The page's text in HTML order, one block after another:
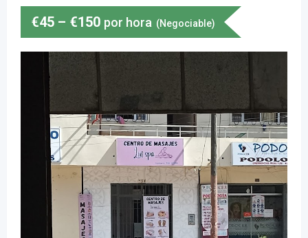
€45 – €150 por hora (Negociable)